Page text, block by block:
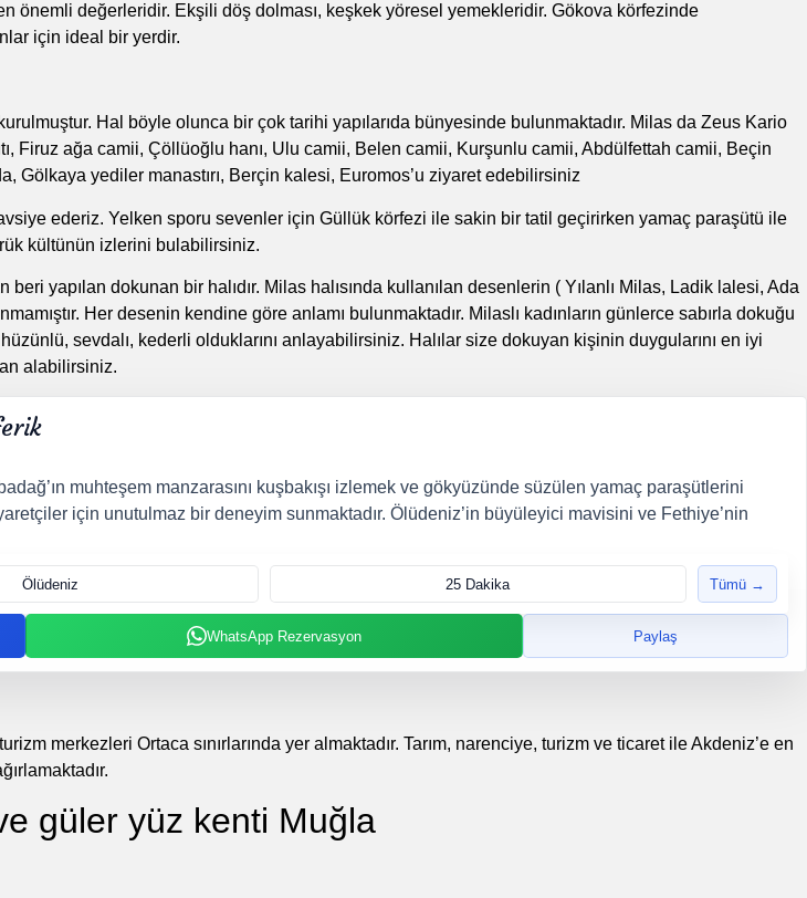
değerleridir. Ekşili döş dolması, keşkek yöresel yemekleridir. Gökova körfezinde
için ideal bir yerdir.
Hal böyle olunca bir çok tarihi yapılarıda bünyesinde bulunmaktadır. Milas da Zeus Kario
Firuz ağa camii, Çöllüoğlu hanı, Ulu camii, Belen camii, Kurşunlu camii, Abdülfettah camii, Beçin
Gölkaya yediler manastırı, Berçin kalesi, Euromos’u ziyaret edebilirsiniz
ederiz. Yelken sporu sevenler için Güllük körfezi ile sakin bir tatil geçirirken yamaç paraşütü ile
kültünün izlerini bulabilirsiniz.
yapılan dokunan bir halıdır. Milas halısında kullanılan desenlerin ( Yılanlı Milas, Ladik lalesi, Ada
Her desenin kendine göre anlamı bulunmaktadır. Milaslı kadınların günlerce sabırla dokuğu
sevdalı, kederli olduklarını anlayabilirsiniz. Halılar size dokuyan kişinin duygularını en iyi
alabilirsiniz.
muhteşem manzarasını kuşbakışı izlemek ve gökyüzünde süzülen yamaç paraşütlerini
için unutulmaz bir deneyim sunmaktadır. Ölüdeniz’in büyüleyici mavisini ve Fethiye’nin
Ölüdeniz 25 Dakika Tümü →
WhatsApp Rezervasyon Paylaş
merkezleri Ortaca sınırlarında yer almaktadır. Tarım, narenciye, turizm ve ticaret ile Akdeniz’e en
güler yüz kenti Muğla